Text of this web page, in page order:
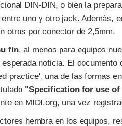
DIN-DIN, o bien la
uno y otro jack. Además,
otros por conector de 2,5mm.
fin, al menos para equipos
noticia. El documento
practice', una de las formas
"Specification for use of
en MIDI.org, una vez
hembra en los equipos,